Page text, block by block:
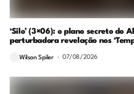
‘Silo’ (3×06): o plano secreto do
perturbadora revelação nos
Wilson Spiler 07/08/2026